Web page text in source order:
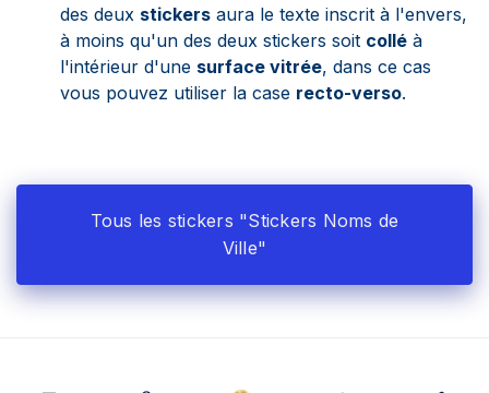
des deux stickers aura le texte inscrit à l'envers,
à moins qu'un des deux stickers soit collé à
l'intérieur d'une surface vitrée, dans ce cas
vous pouvez utiliser la case recto-verso.
Tous les stickers "Stickers Noms de
Ville"